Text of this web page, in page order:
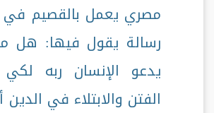
مصري يعمل بالقصيم في
رسالة يقول فيها: هل
يدعو الإنسان ربه
الفتن والابتلاء في